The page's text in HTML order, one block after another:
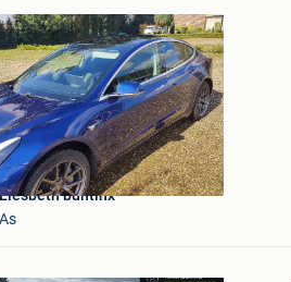
in
Mijn
Favorieten
buntinx
As